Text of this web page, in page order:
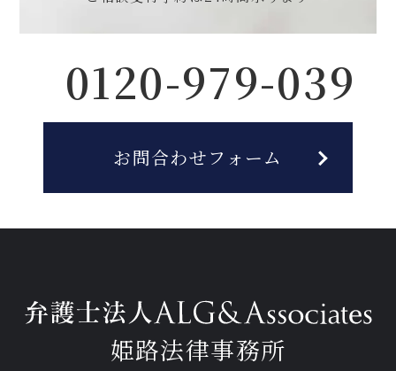
0120-979-039
お問合わせフォーム
姫路法律事務所